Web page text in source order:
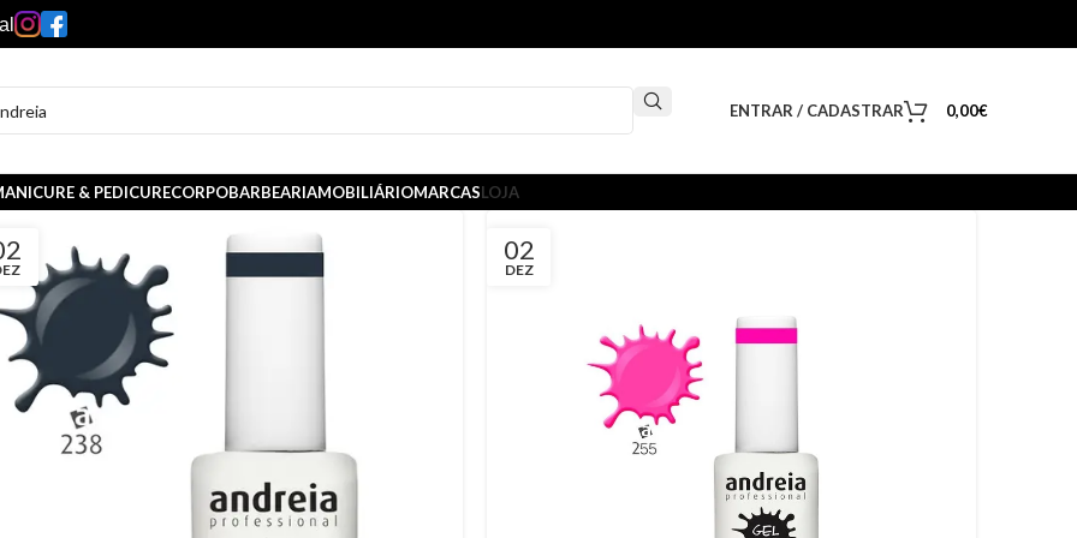
ENTRAR / CADASTRAR 0,00€
& PEDICURECORPOBARBEARIAMOBILIÁRIOMARCASLOJA
02
DEZ